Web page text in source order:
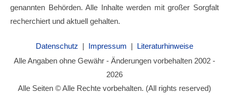
genannten Behörden. Alle Inhalte werden mit großer Sorgfalt
recherchiert und aktuell gehalten.
Datenschutz | Impressum | Literaturhinweise
Alle Angaben ohne Gewähr - Änderungen vorbehalten 2002 -
2026
Alle Seiten © Alle Rechte vorbehalten. (All rights reserved)